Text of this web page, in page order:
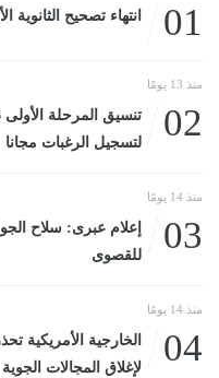
01 انتهاء تصحيح الثانوية
منذ 13 يومًا
02
لتسجيل الرغبات مجانا
منذ 14 يومًا
03
إعلام عبرى: سلاح
للقصوى
منذ 14 يومًا
04
الخارجية الأمريكية
لإغلاق المجالات الجوية